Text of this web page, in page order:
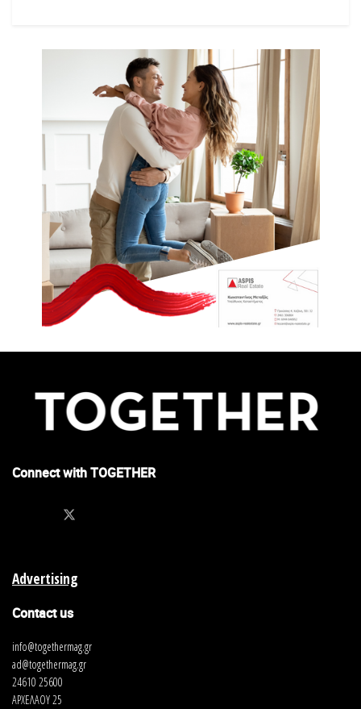
Connect with TOGETHER
Advertising
Contact us
info@togethermag.gr
ad@togethermag.gr
24610 25600
ΑΡΧΕΛΑΟΥ 25